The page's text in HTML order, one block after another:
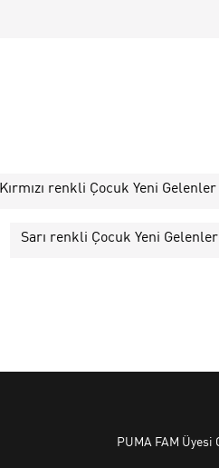
Kırmızı renkli Çocuk Yeni Gelenler
Sarı renkli Çocuk Yeni Gelenler